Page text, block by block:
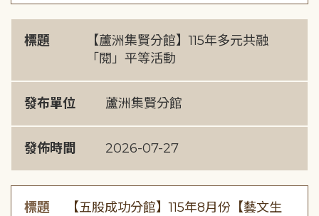
標題
【蘆洲集賢分館】115年多元共融
「閱」平等活動
發布單位 蘆洲集賢分館
發佈時間 2026-07-27
標題
【五股成功分館】115年8月份【藝文生